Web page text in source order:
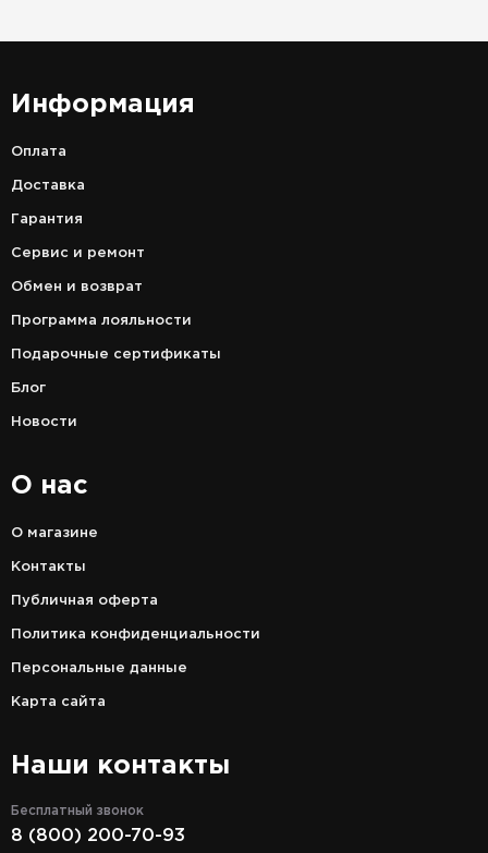
Информация
Оплата
Доставка
Гарантия
Сервис и ремонт
Обмен и возврат
Программа лояльности
Подарочные сертификаты
Блог
Новости
О нас
О магазине
Контакты
Публичная оферта
Политика конфиденциальности
Персональные данные
Карта сайта
Наши контакты
Бесплатный звонок
8 (800) 200-70-93